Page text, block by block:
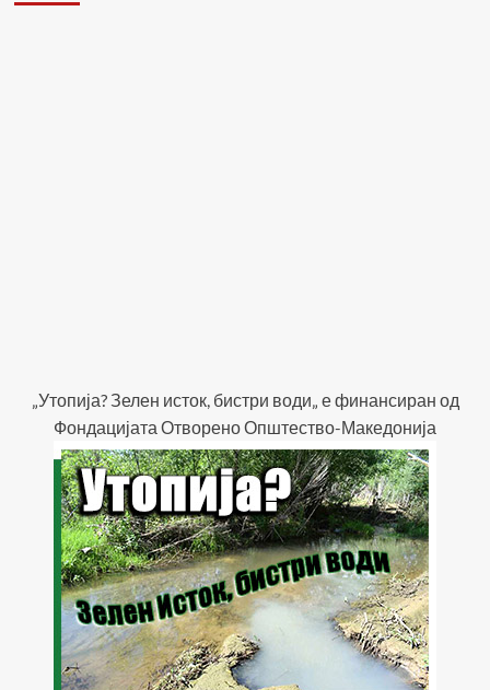
„Утопија? Зелен исток, бистри води„ е финансиран од
Фондацијата Отворено Општество-Македонија